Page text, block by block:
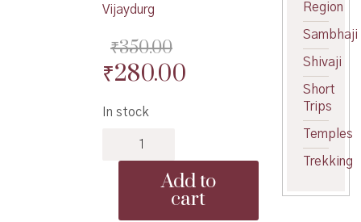
Vijaydurg
₹350.00
Original
was:
₹350.00.
₹280.00Current
In stock
Dariyache
Add to
cart
Region
Sambhaji
Shivaji
Short
Trips
Temples
Trekking